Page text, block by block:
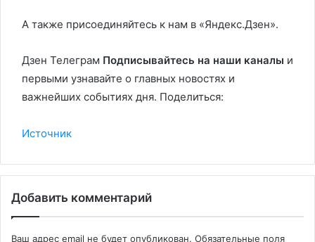
А также присоединяйтесь к нам в «Яндекс.Дзен».
Дзен Телеграм Подписывайтесь на наши каналы и
первыми узнавайте о главных новостях и
важнейших событиях дня. Поделиться:
Источник
Добавить комментарий
Ваш адрес email не будет опубликован. Обязательные поля